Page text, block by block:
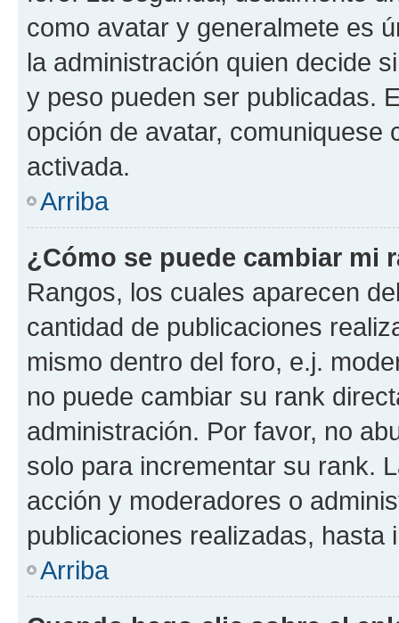
como avatar y generalmete es
la administración quien decide
y peso pueden ser publicadas.
opción de avatar, comuniquese
activada.
Arriba
¿Cómo se puede cambiar mi
Rangos, los cuales aparecen
cantidad de publicaciones
mismo dentro del foro, e.j.
no puede cambiar su rank
administración. Por favor, no
solo para incrementar su rank.
acción y moderadores o
publicaciones realizadas, hasta
Arriba